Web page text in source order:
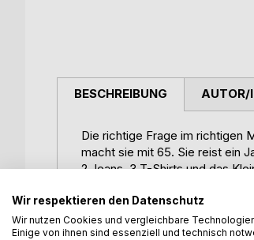
BESCHREIBUNG
Die richtige Frage im richtigen
macht sie mit 65. Sie reist ein
2 Jeans, 3 T-Shirts und das
Menschen, pulsierende
Weitblick, Mut und Übermut
Mal reist sie mit anderen,
Visumsantrag, wohin die Reise
AUTOR/
Wir respektieren den Datenschutz
Wir nutzen Cookies und vergleichbare
Einige von ihnen sind essenziell und technisch